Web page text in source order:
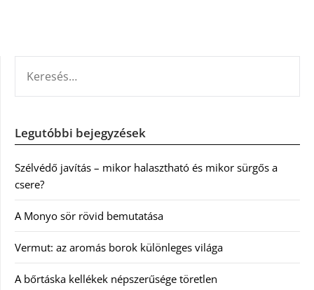
Legutóbbi bejegyzések
Szélvédő javítás – mikor halasztható és mikor sürgős a
csere?
A Monyo sör rövid bemutatása
Vermut: az aromás borok különleges világa
A bőrtáska kellékek népszerűsége töretlen